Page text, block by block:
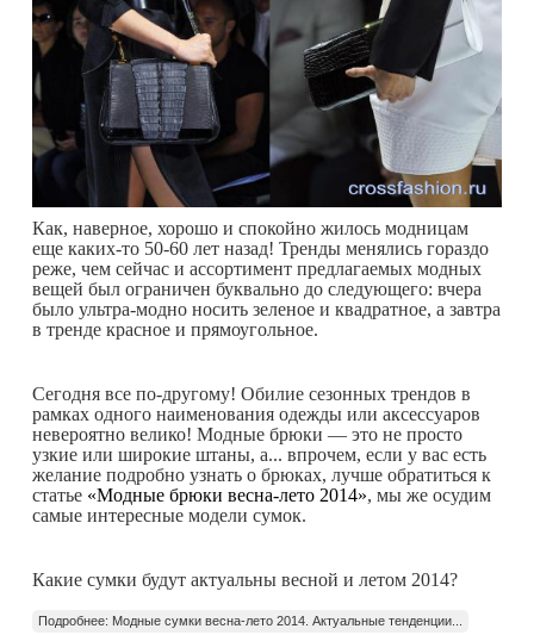
Как, наверное, хорошо и спокойно жилось модницам
еще каких-то 50-60 лет назад! Тренды менялись гораздо
реже, чем сейчас и ассортимент предлагаемых модных
вещей был ограничен буквально до следующего: вчера
было ультра-модно носить зеленое и квадратное, а завтра
в тренде красное и прямоугольное.
Сегодня все по-другому! Обилие сезонных трендов в
рамках одного наименования одежды или аксессуаров
невероятно велико! Модные брюки — это не просто
узкие или широкие штаны, а... впрочем, если у вас есть
желание подробно узнать о брюках, лучше обратиться к
статье «Модные брюки весна-лето 2014», мы же осудим
самые интересные модели сумок.
Какие сумки будут актуальны весной и летом 2014?
Подробнее: Модные сумки весна-лето 2014. Актуальные тенденции...